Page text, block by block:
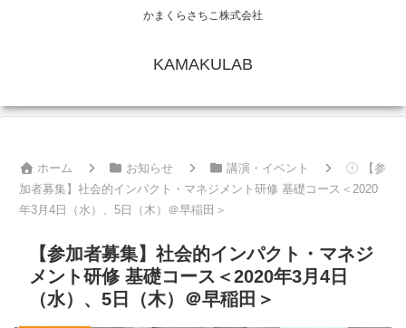
かまくらさちこ株式会社
KAMAKULAB
ホーム お知らせ 講演・イベント
【参
加者募集】社会的インパクト・マネジメント研修 基礎コース＜2020
年3月4日（水）、5日（木）＠早稲田＞
【参加者募集】社会的インパクト・マネジ
メント研修 基礎コース＜2020年3月4日
（水）、5日（木）＠早稲田＞